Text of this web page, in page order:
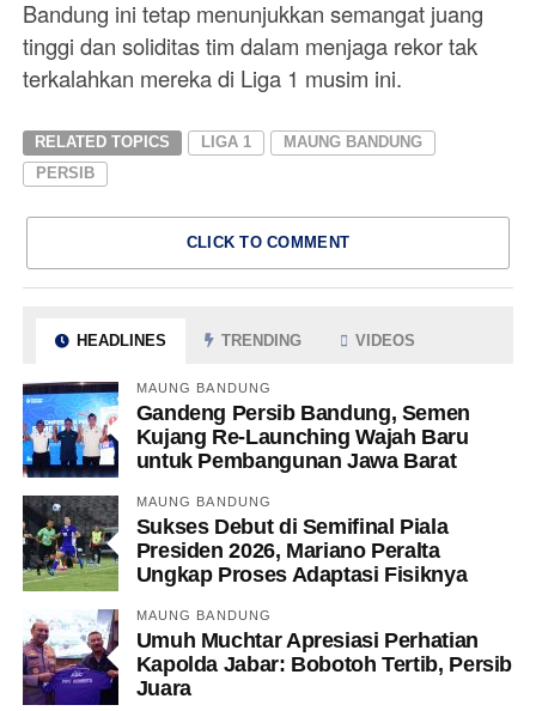
Bandung ini tetap menunjukkan semangat juang
tinggi dan soliditas tim dalam menjaga rekor tak
terkalahkan mereka di Liga 1 musim ini.
RELATED TOPICS LIGA 1
MAUNG BANDUNG
PERSIB
CLICK TO COMMENT
HEADLINES TRENDING VIDEOS
MAUNG BANDUNG
Gandeng Persib Bandung, Semen
Kujang Re-Launching Wajah Baru
untuk Pembangunan Jawa Barat
MAUNG BANDUNG
Sukses Debut di Semifinal Piala
Presiden 2026, Mariano Peralta
Ungkap Proses Adaptasi Fisiknya
MAUNG BANDUNG
Umuh Muchtar Apresiasi Perhatian
Kapolda Jabar: Bobotoh Tertib, Persib
Juara